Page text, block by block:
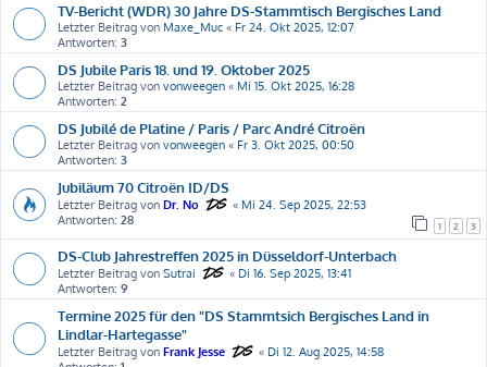
TV-Bericht (WDR) 30 Jahre DS-Stammtisch Bergisches Land
Letzter Beitrag von Maxe_Muc « Fr 24. Okt 2025, 12:07
Antworten: 3
DS Jubile Paris 18. und 19. Oktober 2025
Letzter Beitrag von vonweegen « Mi 15. Okt 2025, 16:28
Antworten: 2
DS Jubilé de Platine / Paris / Parc André Citroën
Letzter Beitrag von vonweegen « Fr 3. Okt 2025, 00:50
Antworten: 3
Jubiläum 70 Citroën ID/DS
Letzter Beitrag von Dr. No « Mi 24. Sep 2025, 22:53
Antworten: 28 1 2 3
DS-Club Jahrestreffen 2025 in Düsseldorf-Unterbach
Letzter Beitrag von Sutrai « Di 16. Sep 2025, 13:41
Antworten: 9
Termine 2025 für den "DS Stammtsich Bergisches Land in
Lindlar-Hartegasse"
Letzter Beitrag von Frank Jesse « Di 12. Aug 2025, 14:58